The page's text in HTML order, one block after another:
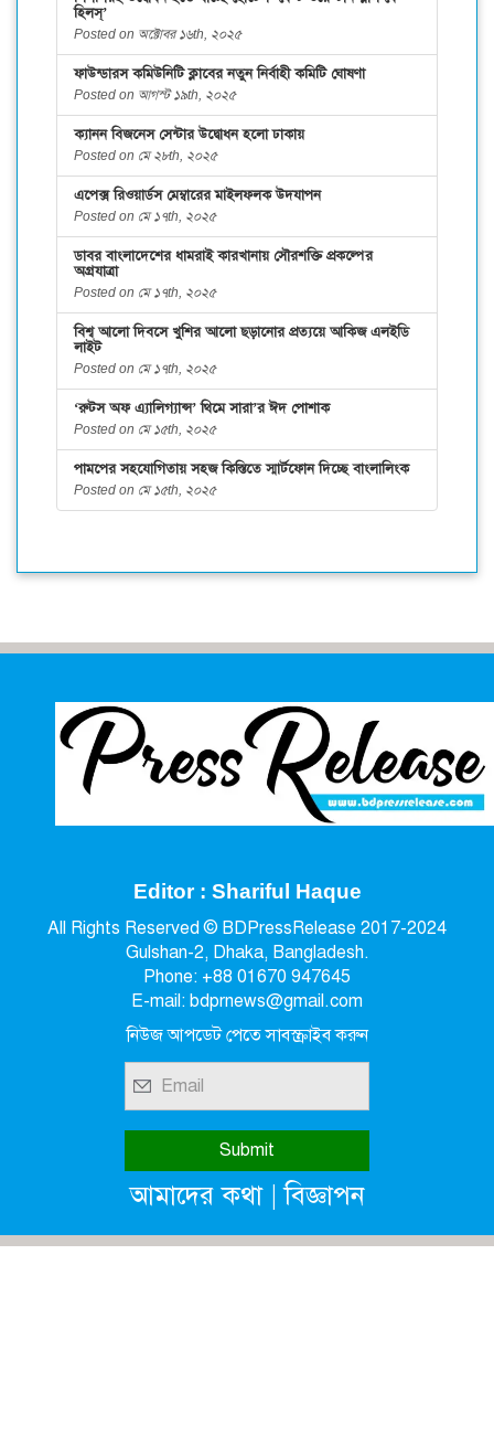
হিলস্’
Posted on অক্টোবর ১৬th, ২০২৫
ফাউন্ডারস কমিউনিটি ক্লাবের নতুন নির্বাহী কমিটি ঘোষণা
Posted on আগস্ট ১৯th, ২০২৫
ক্যানন বিজনেস সেন্টার উদ্বোধন হলো ঢাকায়
Posted on মে ২৮th, ২০২৫
এপেক্স রিওয়ার্ডস মেম্বারের মাইলফলক উদযাপন
Posted on মে ১৭th, ২০২৫
ডাবর বাংলাদেশের ধামরাই কারখানায় সৌরশক্তি প্রকল্পের
অগ্রযাত্রা
Posted on মে ১৭th, ২০২৫
বিশ্ব আলো দিবসে খুশির আলো ছড়ানোর প্রত্যয়ে আকিজ এলইডি
লাইট
Posted on মে ১৭th, ২০২৫
‘রুটস অফ এ্যালিগ্যান্স’ থিমে সারা’র ঈদ পোশাক
Posted on মে ১৫th, ২০২৫
পামপের সহযোগিতায় সহজ কিস্তিতে স্মার্টফোন দিচ্ছে বাংলালিংক
Posted on মে ১৫th, ২০২৫
Editor : Shariful Haque
All Rights Reserved © BDPressRelease 2017-2024
Gulshan-2, Dhaka, Bangladesh.
Phone: +88 01670 947645
E-mail: bdprnews@gmail.com
নিউজ আপডেট পেতে সাবস্ক্রাইব করুন
আমাদের কথা|বিজ্ঞাপন